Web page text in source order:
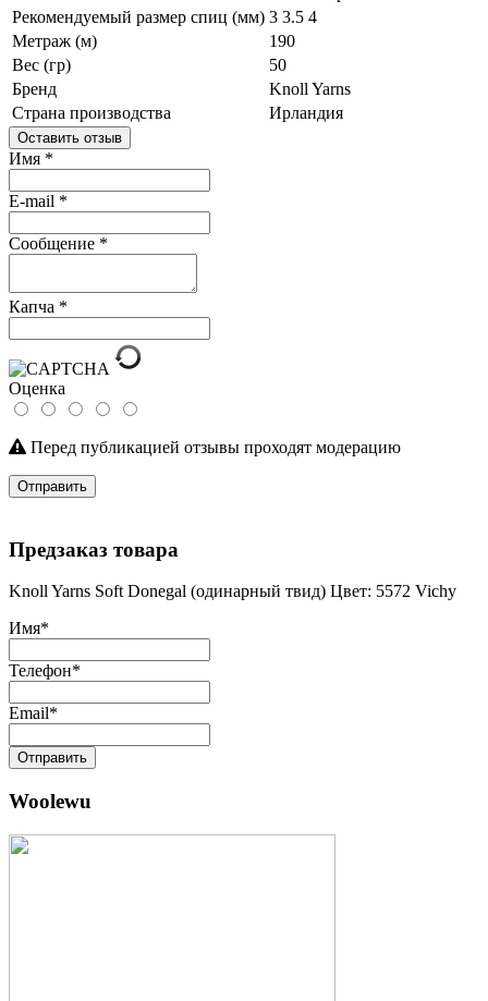
Рекомендуемый размер спиц (мм) 3 3.5 4
Метраж (м)
190
Вес (гр)
50
Бренд
Knoll Yarns
Страна производства
Ирландия
Оставить отзыв
Имя *
E-mail *
Сообщение *
Капча *
Оценка
Перед публикацией отзывы проходят модерацию
Отправить
Предзаказ товара
Knoll Yarns Soft Donegal (одинарный твид) Цвет: 5572 Vichy
Имя*
Телефон*
Email*
Отправить
Woolewu